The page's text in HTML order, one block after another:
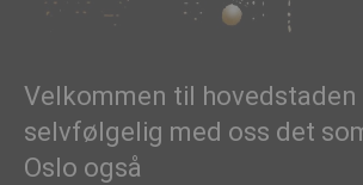
Velkommen til hovedstaden
selvfølgelig med oss det
Oslo også